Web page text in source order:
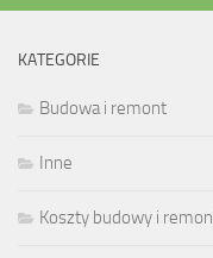
KATEGORIE
Budowa i remont
Inne
Koszty budowy i